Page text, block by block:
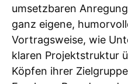
umsetzbaren
ganz eigene,
Vortragsweise, wie
klaren Projektstruktur
Köpfen ihrer